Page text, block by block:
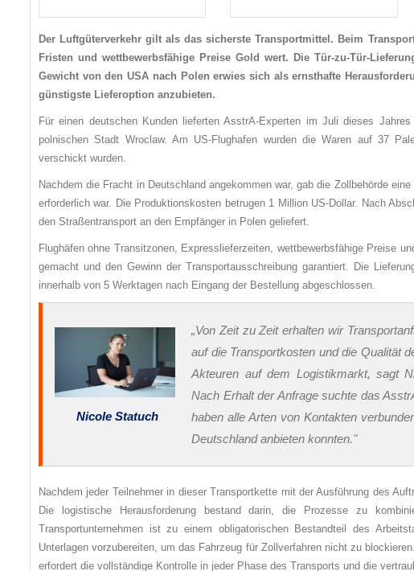
Der Luftgüterverkehr gilt als das sicherste Transportmittel. Beim
Fristen und wettbewerbsfähige Preise Gold wert. Die Tür-zu-Tür-
Gewicht von den USA nach Polen erwies sich als ernsthafte
günstigste Lieferoption anzubieten.
Für einen deutschen Kunden lieferten AsstrA-Experten im Juli dieses
polnischen Stadt Wroclaw. Am US-Flughafen wurden die Waren auf 37
verschickt wurden.
Nachdem die Fracht in Deutschland angekommen war, gab die Zollbehörde
erforderlich war. Die Produktionskosten betrugen 1 Million US-Dollar. Nach
den Straßentransport an den Empfänger in Polen geliefert.
Flughäfen ohne Transitzonen, Expresslieferzeiten, wettbewerbsfähige Preise
gemacht und den Gewinn der Transportausschreibung garantiert. Die
innerhalb von 5 Werktagen nach Eingang der Bestellung abgeschlossen.
Nicole Statuch
„Von Zeit zu Zeit erhalten wir
auf die Transportkosten und die Qualität
Akteuren auf dem Logistikmarkt, sagt
Nach Erhalt der Anfrage suchte das
haben alle Arten von Kontakten
Deutschland anbieten konnten."
Nachdem jeder Teilnehmer in dieser Transportkette mit der Ausführung des
Die logistische Herausforderung bestand darin, die Prozesse zu
Transportunternehmen ist zu einem obligatorischen Bestandteil des
Unterlagen vorzubereiten, um das Fahrzeug für Zollverfahren nicht zu
erfordert die vollständige Kontrolle in jeder Phase des Transports und die